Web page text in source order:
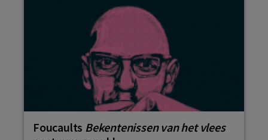
Foucaults Bekentenissen van het vlees